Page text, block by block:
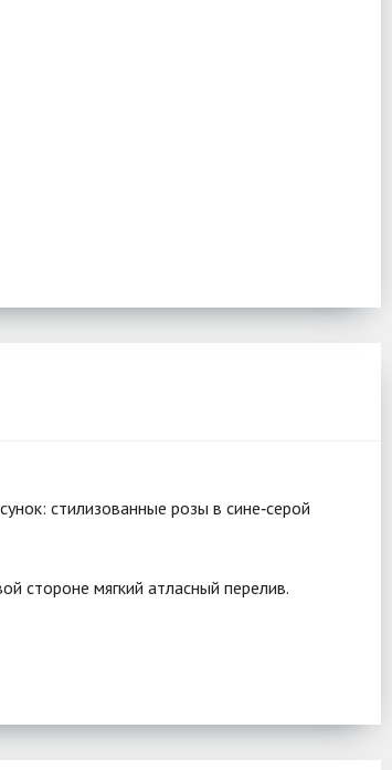
стилизованные розы в сине‑серой
стороне мягкий атласный перелив.